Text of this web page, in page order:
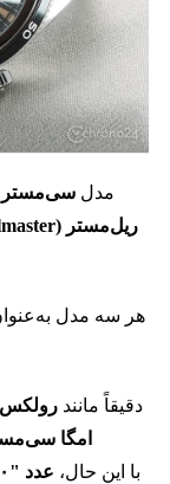
مدلسی‌مستر ۳۰۰
ریل‌مستر (Railmaster)
هر سه مدل
دقیقاً مانندرولکس
امگا سی‌مستر
با این حال، عدد "۳۰۰"